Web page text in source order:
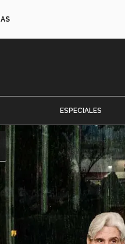
ESPECIALES